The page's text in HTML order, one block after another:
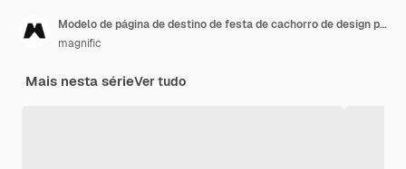
Modelo de página de destino de festa de cachorro de design plano
magnific
Mais nesta sérieVer tudo